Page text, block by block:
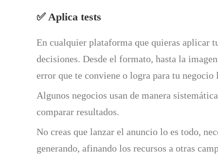
✅ Aplica tests
En cualquier plataforma que quieras aplicar
decisiones. Desde el formato, hasta la
error que te conviene o logra para tu
Algunos negocios usan de manera
comparar resultados.
No creas que lanzar el anuncio lo es todo,
generando, afinando los recursos a otras